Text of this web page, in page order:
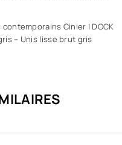
contemporains Cinier | DOCK
– Unis lisse brut gris